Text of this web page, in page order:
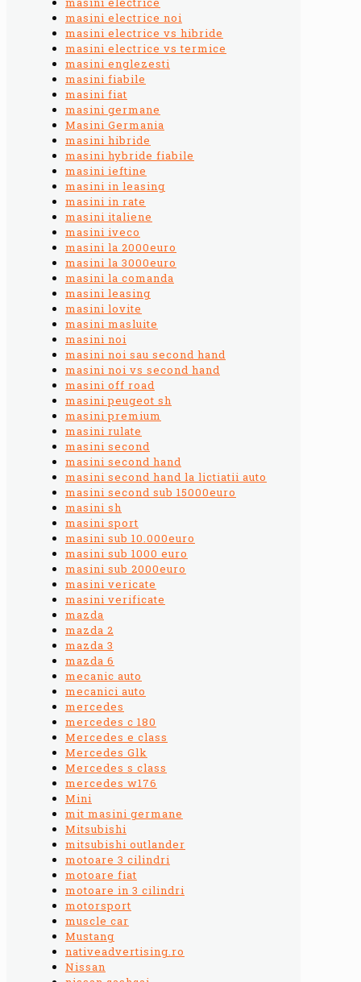
masini electrice noi
masini electrice vs hibride
masini electrice vs termice
masini englezesti
masini fiabile
masini fiat
masini germane
Masini Germania
masini hibride
masini hybride fiabile
masini ieftine
masini in leasing
masini in rate
masini italiene
masini iveco
masini la 2000euro
masini la 3000euro
masini la comanda
masini leasing
masini lovite
masini masluite
masini noi
masini noi sau second hand
masini noi vs second hand
masini off road
masini peugeot sh
masini premium
masini rulate
masini second
masini second hand
masini second hand la lictiatii auto
masini second sub 15000euro
masini sh
masini sport
masini sub 10.000euro
masini sub 1000 euro
masini sub 2000euro
masini vericate
masini verificate
mazda
mazda 2
mazda 3
mazda 6
mecanic auto
mecanici auto
mercedes
mercedes c 180
Mercedes e class
Mercedes Glk
Mercedes s class
mercedes w176
Mini
mit masini germane
Mitsubishi
mitsubishi outlander
motoare 3 cilindri
motoare fiat
motoare in 3 cilindri
motorsport
muscle car
Mustang
nativeadvertising.ro
Nissan